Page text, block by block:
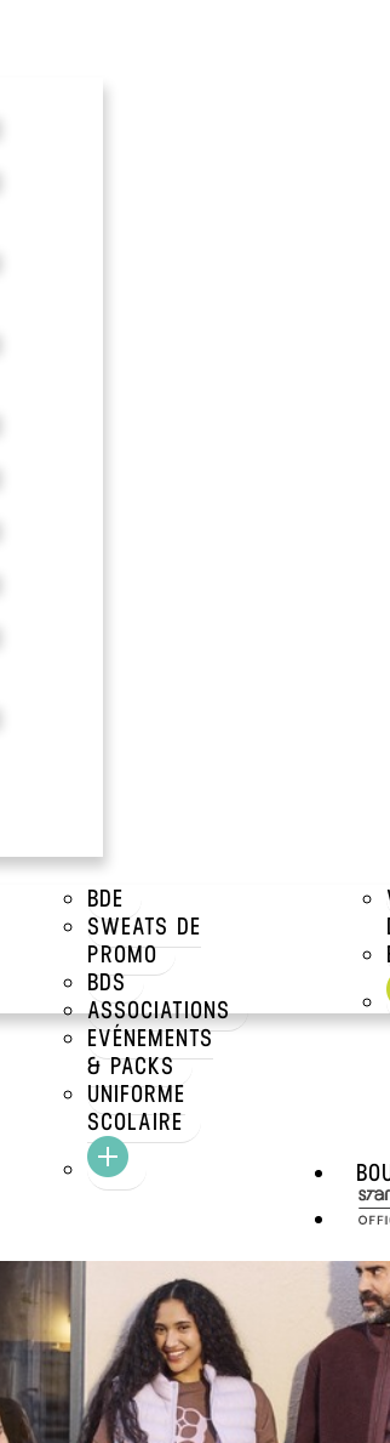
BDE
SWEATS DE
PROMO
BDS
ASSOCIATIONS
EVÉNEMENTS
& PACKS
UNIFORME
SCOLAIRE